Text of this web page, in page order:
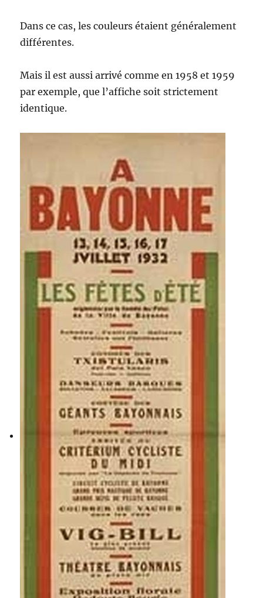
Dans ce cas, les couleurs étaient généralement
différentes.
Mais il est aussi arrivé comme en 1958 et 1959
par exemple, que l’affiche soit strictement
identique.